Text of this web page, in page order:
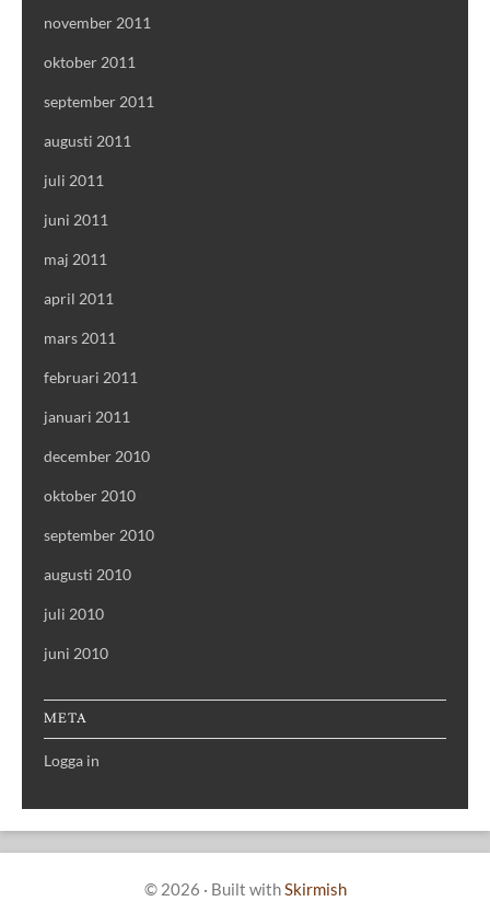
november 2011
oktober 2011
september 2011
augusti 2011
juli 2011
juni 2011
maj 2011
april 2011
mars 2011
februari 2011
januari 2011
december 2010
oktober 2010
september 2010
augusti 2010
juli 2010
juni 2010
META
Logga in
© 2026 · Built withSkirmish